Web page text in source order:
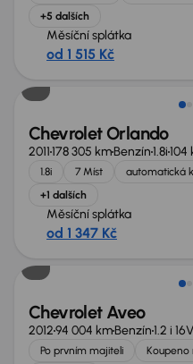
+5 dalších
Měsíční splátka
od 1 515 Kč
Zlevněno o 20 000 Kč
Chevrolet Orlando
2011178 305 kmBenzín1.8i104
1.8i 7 Míst automatická
+1 dalších
Měsíční splátka
od 1 347 Kč
Chevrolet Aveo
201294 004 kmBenzín1.2 i 16V
Po prvním majiteli Koupeno